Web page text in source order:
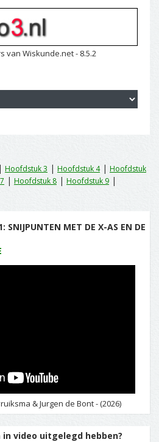
van Wiskunde.net - 8.5.2
| Hoofdstuk 3 | Hoofdstuk 4| Hoofdstuk
| Hoofdstuk 8 | Hoofdstuk 9 |
SNIJPUNTEN MET DE X-AS EN DE
& Jurgen de Bont - (2026)
video uitgelegd hebben?